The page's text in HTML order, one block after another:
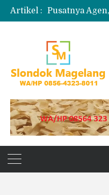
Artikel :
Produksi
Jual Puyur